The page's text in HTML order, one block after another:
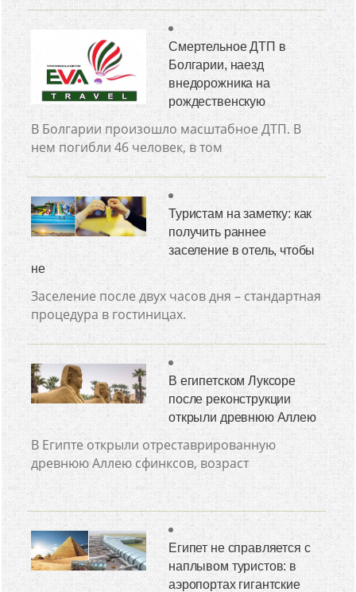
Смертельное ДТП в
Болгарии, наезд
внедорожника на
рождественскую
В Болгарии произошло масштабное ДТП. В
нем погибли 46 человек, в том
Туристам на заметку: как
получить раннее
заселение в отель, чтобы
не
Заселение после двух часов дня – стандартная
процедура в гостиницах.
В египетском Луксоре
после реконструкции
открыли древнюю Аллею
В Египте открыли отреставрированную
древнюю Аллею сфинксов, возраст
Египет не справляется с
наплывом туристов: в
аэропортах гигантские